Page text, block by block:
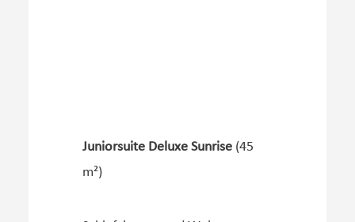
Juniorsuite Deluxe Sunrise(45
m²)